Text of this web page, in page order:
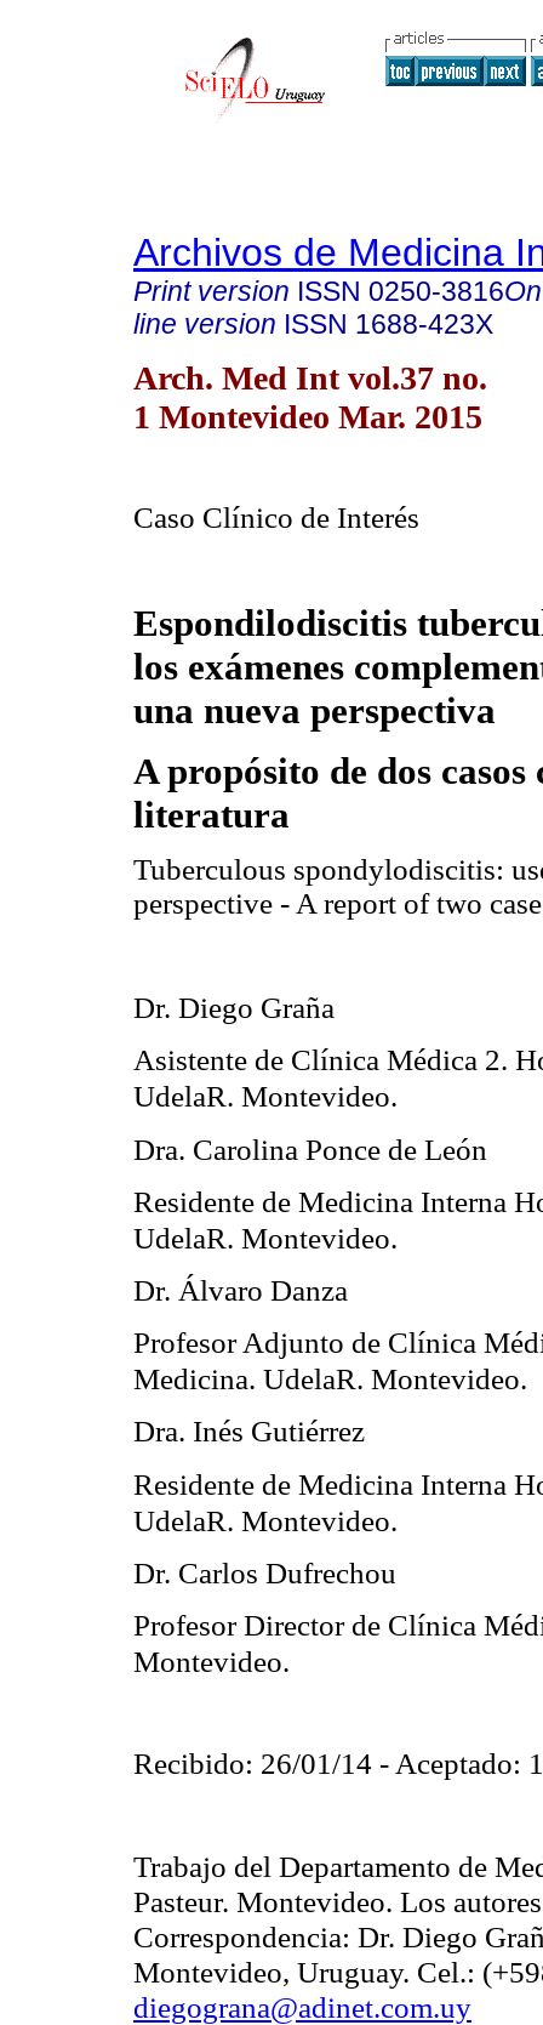
Archivos de Medicina
Print version ISSN 0250-3816
line version ISSN 1688-423X
Arch. Med Int vol.37 no.
1 Montevideo Mar. 2015
Caso Clínico de Interés
Espondilodiscitis
los exámenes
una nueva perspectiva
A propósito de dos
literatura
Tuberculous spondylodiscitis:
perspective - A report of two
Dr. Diego Graña
Asistente de Clínica Médica 2.
UdelaR. Montevideo.
Dra. Carolina Ponce de León
Residente de Medicina Interna
UdelaR. Montevideo.
Dr. Álvaro Danza
Profesor Adjunto de Clínica
Medicina. UdelaR. Montevideo.
Dra. Inés Gutiérrez
Residente de Medicina Interna
UdelaR. Montevideo.
Dr. Carlos Dufrechou
Profesor Director de Clínica
Montevideo.
Recibido: 26/01/14 - Aceptado:
Trabajo del Departamento de
Pasteur. Montevideo. Los
Correspondencia: Dr. Diego
Montevideo, Uruguay. Cel.:
diegograna@adinet.com.uy